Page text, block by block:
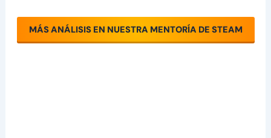
MÁS ANÁLISIS EN NUESTRA MENTORÍA DE STEAM